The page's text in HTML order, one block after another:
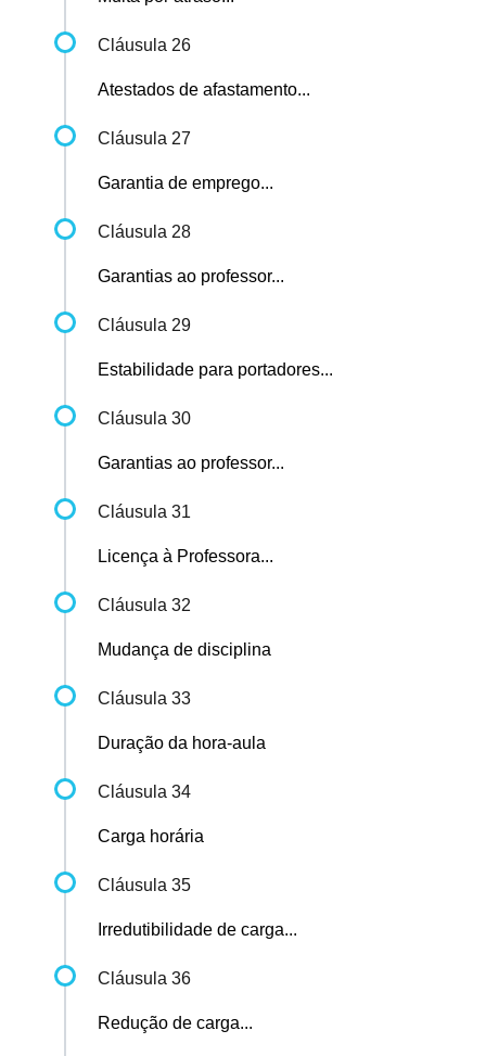
Cláusula 26
Atestados de afastamento...
Cláusula 27
Garantia de emprego...
Cláusula 28
Garantias ao professor...
Cláusula 29
Estabilidade para portadores...
Cláusula 30
Garantias ao professor...
Cláusula 31
Licença à Professora...
Cláusula 32
Mudança de disciplina
Cláusula 33
Duração da hora-aula
Cláusula 34
Carga horária
Cláusula 35
Irredutibilidade de carga...
Cláusula 36
Redução de carga...